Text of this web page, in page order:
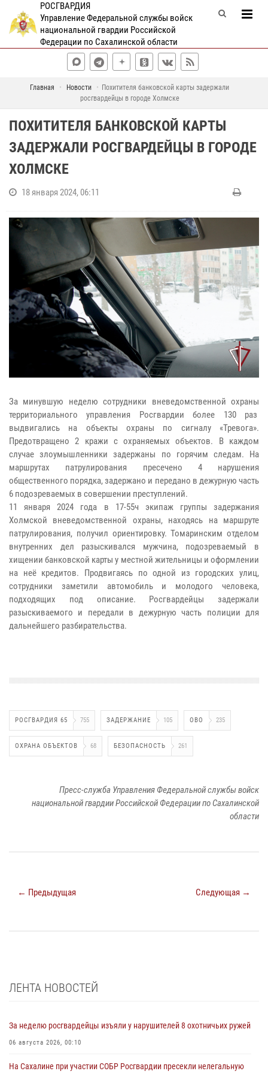
РОСГВАРДИЯ
Управление Федеральной службы войск
национальной гвардии Российской
Федерации по Сахалинской области
Главная Новости
Похитителя банковской карты задержали
росгвардейцы в городе Холмске
ПОХИТИТЕЛЯ БАНКОВСКОЙ КАРТЫ
ЗАДЕРЖАЛИ РОСГВАРДЕЙЦЫ В ГОРОДЕ
ХОЛМСКЕ
18 января 2024, 06:11
За минувшую неделю сотрудники вневедомственной охраны
территориального управления Росгвардии более 130 раз
выдвигались на объекты охраны по сигналу «Тревога».
Предотвращено 2 кражи с охраняемых объектов. В каждом
случае злоумышленники задержаны по горячим следам. На
маршрутах патрулирования пресечено 4 нарушения
общественного порядка, задержано и передано в дежурную часть
6 подозреваемых в совершении преступлений.
11 января 2024 года в 17-55ч экипаж группы задержания
Холмской вневедомственной охраны, находясь на маршруте
патрулирования, получил ориентировку. Томаринским отделом
внутренних дел разыскивался мужчина, подозреваемый в
хищении банковской карты у местной жительницы и оформлении
на неё кредитов. Продвигаясь по одной из городских улиц,
сотрудники заметили автомобиль и молодого человека,
подходящих под описание. Росгвардейцы задержали
разыскиваемого и передали в дежурную часть полиции для
дальнейшего разбирательства.
РОСГВАРДИЯ 65 755 ЗАДЕРЖАНИЕ 105 ОВО 235
ОХРАНА ОБЪЕКТОВ 68 БЕЗОПАСНОСТЬ 261
Пресс-служба Управления Федеральной службы войск
национальной гвардии Российской Федерации по Сахалинской
области
← Предыдущая Следующая →
ЛЕНТА НОВОСТЕЙ
За неделю росгвардейцы изъяли у нарушителей 8 охотничьих ружей
06 августа 2026, 00:10
На Сахалине при участии СОБР Росгвардии пресекли нелегальную